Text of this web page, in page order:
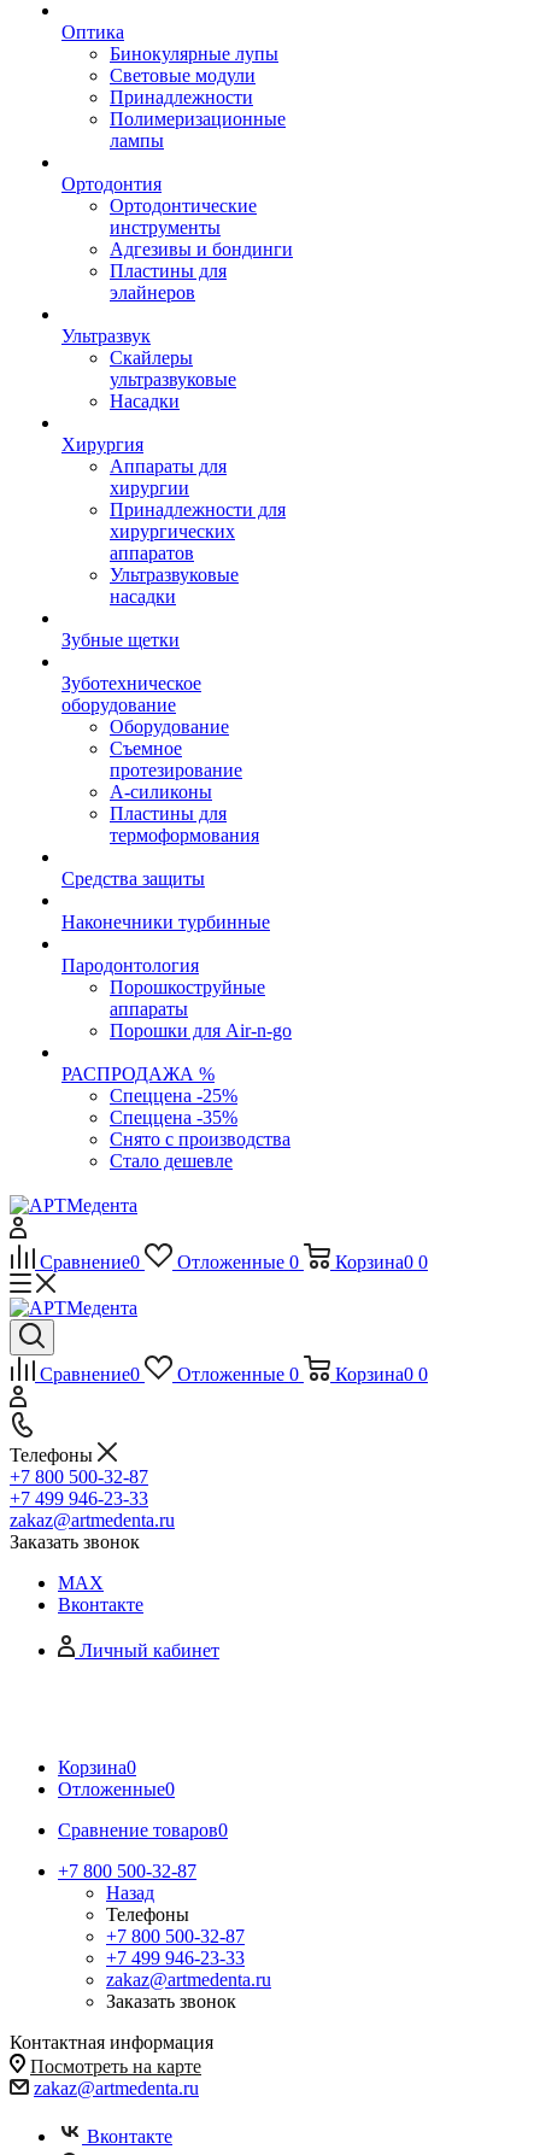
Оптика
Бинокулярные лупы
Световые модули
Принадлежности
Полимеризационные
лампы
Ортодонтия
Ортодонтические
инструменты
Адгезивы и бондинги
Пластины для
элайнеров
Ультразвук
Скайлеры
ультразвуковые
Насадки
Хирургия
Аппараты для
хирургии
Принадлежности для
хирургических
аппаратов
Ультразвуковые
насадки
Зубные щетки
Зуботехническое
оборудование
Оборудование
Съемное
протезирование
А-силиконы
Пластины для
термоформования
Средства защиты
Наконечники турбинные
Пародонтология
Порошкоструйные
аппараты
Порошки для Air-n-go
РАСПРОДАЖА %
Спеццена -25%
Спеццена -35%
Снято с производства
Стало дешевле
Сравнение0 Отложенные 0 Корзина0 0
Сравнение0 Отложенные 0 Корзина0 0
Телефоны
+7 800 500-32-87
+7 499 946-23-33
zakaz@artmedenta.ru
Заказать звонок
MAX
Вконтакте
Личный кабинет
Корзина0
Отложенные0
Сравнение товаров0
+7 800 500-32-87
Назад
Телефоны
+7 800 500-32-87
+7 499 946-23-33
zakaz@artmedenta.ru
Заказать звонок
Контактная информация
Посмотреть на карте
zakaz@artmedenta.ru
Вконтакте